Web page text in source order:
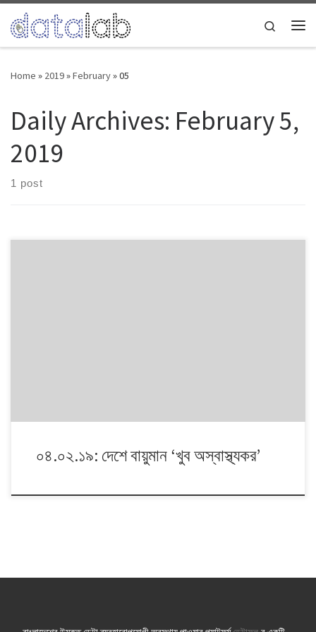
Skip to content
Search
Home » 2019»February»05
Daily Archives: February 5,
2019
1 post
০৪.০২.১৯: দেশে বায়ুমান ‘খুব অস্বাস্থ্যকর’